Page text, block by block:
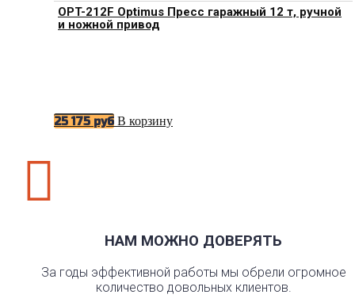
OPT-212F Optimus Пресс гаражный 12 т, ручной
и ножной привод
25 175 руб В корзину

НАМ МОЖНО ДОВЕРЯТЬ
За годы эффективной работы мы обрели огромное
количество довольных клиентов.